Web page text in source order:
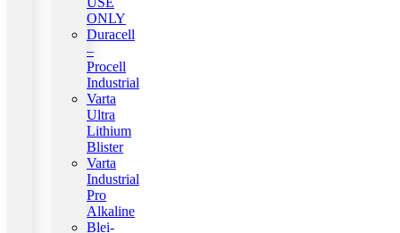
ONLY
Duracell
–
Procell
Industrial
Varta
Ultra
Lithium
Blister
Varta
Industrial
Pro
Alkaline
Blei-